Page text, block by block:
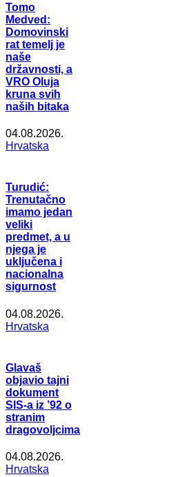
Tomo
Medved:
Domovinski
rat temelj je
naše
državnosti, a
VRO Oluja
kruna svih
naših bitaka
04.08.2026.
Hrvatska
Turudić:
Trenutačno
imamo jedan
veliki
predmet, a u
njega je
uključena i
nacionalna
sigurnost
04.08.2026.
Hrvatska
Glavaš
objavio tajni
dokument
SIS-a iz ’92 o
stranim
dragovoljcima
04.08.2026.
Hrvatska